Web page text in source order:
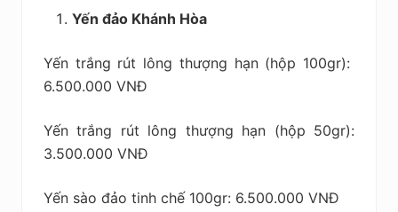
Yến đảo Khánh Hòa
Yến trắng rút lông thượng hạn (hộp 100gr):
6.500.000 VNĐ
Yến trắng rút lông thượng hạn (hộp 50gr):
3.500.000 VNĐ
Yến sào đảo tinh chế 100gr: 6.500.000 VNĐ